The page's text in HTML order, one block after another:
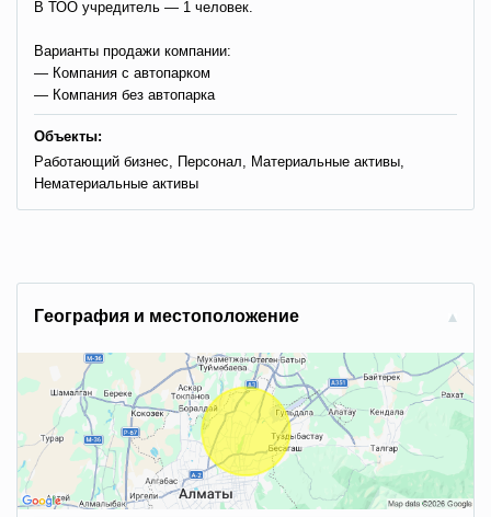
В ТОО учредитель — 1 человек.
Варианты продажи компании:
— Компания с автопарком
— Компания без автопарка
Объекты:
Работающий бизнес, Персонал, Материальные активы,
Нематериальные активы
Гeoгpaфия и мecтoпoлoжeниe